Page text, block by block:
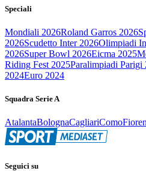
Speciali
Mondiali 2026Roland Garros 2026
2026Scudetto Inter 2026Olimpiadi
2026Super Bowl 2026Eicma 2025
Riding Fest 2025Paralimpiadi Parigi
2024Euro 2024
Squadra Serie A
AtalantaBolognaCagliariComo
Seguici su